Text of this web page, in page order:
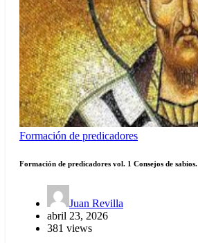
Formación de predicadores
Formación de predicadores vol. 1 Consejos de sabios.
Juan Revilla
abril 23, 2026
381 views